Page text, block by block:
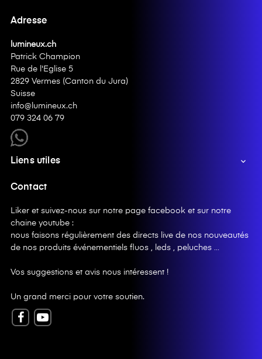
Adresse
lumineux.ch
Patrick Champion
Rue de l'Eglise 5
2829 Vermes (Canton du Jura)
Suisse
info@lumineux.ch
079 324 06 79
Liens utiles 
Contact
Liker et suivez-nous sur notre page facebook et sur notre
chaine youtube :
nous faisons régulièrement des directs live de nos nouveautés
de nos produits événementiels fluos , leds , peluches …
Vos suggestions et avis nous intéressent !
Un grand merci pour votre soutien.
Facebook